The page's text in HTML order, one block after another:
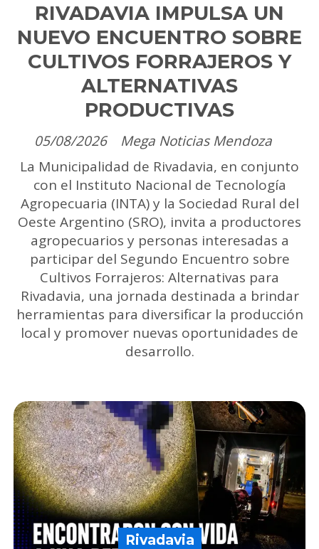
RIVADAVIA IMPULSA UN
NUEVO ENCUENTRO SOBRE
CULTIVOS FORRAJEROS Y
ALTERNATIVAS
PRODUCTIVAS
Mega Noticias Mendoza
05/08/2026
La Municipalidad de Rivadavia, en conjunto
con el Instituto Nacional de Tecnología
Agropecuaria (INTA) y la Sociedad Rural del
Oeste Argentino (SRO), invita a productores
agropecuarios y personas interesadas a
participar del Segundo Encuentro sobre
Cultivos Forrajeros: Alternativas para
Rivadavia, una jornada destinada a brindar
herramientas para diversificar la producción
local y promover nuevas oportunidades de
desarrollo.
Rivadavia